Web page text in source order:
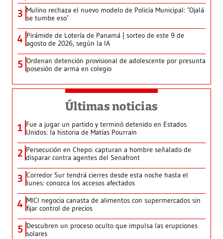
3 Mulino rechaza el nuevo modelo de Policía Municipal: ‘Ojalá
se tumbe eso’
4 Pirámide de Lotería de Panamá | sorteo de este 9 de
agosto de 2026, según la IA
5 Ordenan detención provisional de adolescente por presunta
posesión de arma en colegio
Últimas noticias
1 Fue a jugar un partido y terminó detenido en Estados
Unidos: la historia de Matías Pourrain
2 Persecución en Chepo: capturan a hombre señalado de
disparar contra agentes del Senafront
3 Corredor Sur tendrá cierres desde esta noche hasta el
lunes: conozca los accesos afectados
4 MICI negocia canasta de alimentos con supermercados sin
fijar control de precios
5 Descubren un proceso oculto que impulsa las erupciones
solares